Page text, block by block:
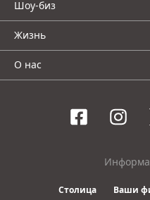
Шоу-биз
Жизнь
О нас
Столица Ваши